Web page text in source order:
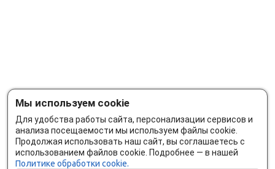
Мы используем cookie
Для удобства работы сайта, персонализации сервисов и
анализа посещаемости мы используем файлы cookie.
Продолжая использовать наш сайт, вы соглашаетесь с
использованием файлов cookie. Подробнее — в нашей
Политике обработки cookie.